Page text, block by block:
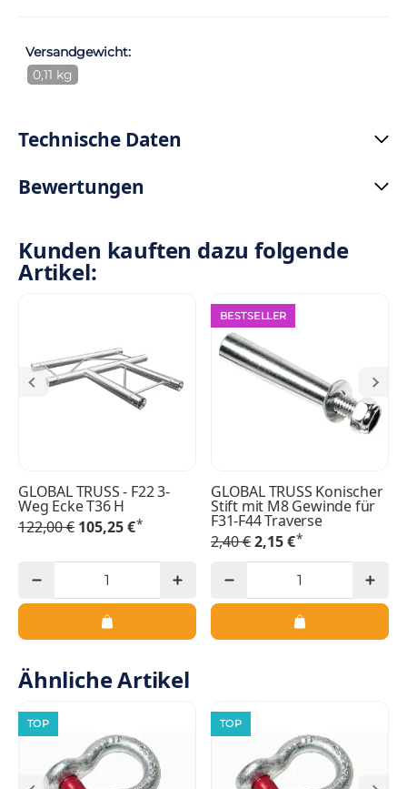
Versandgewicht:
0,11 kg
Technische Daten
Bewertungen
Kunden kauften dazu folgende
Artikel:
GLOBAL TRUSS - F22 3-
Weg Ecke T36 H
122,00 € 105,25 €*
BESTSELLER
GLOBAL TRUSS Konischer
Stift mit M8 Gewinde für
F31-F44 Traverse
2,40 €2,15 €*
Ähnliche Artikel
TOP TOP